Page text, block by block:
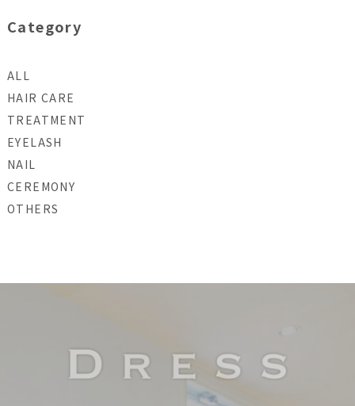
Category
ALL
HAIR CARE
TREATMENT
EYELASH
NAIL
CEREMONY
OTHERS